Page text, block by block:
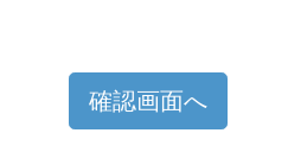
確認画面へ